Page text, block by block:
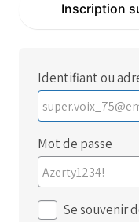
Inscription
Identifiant ou
Mot de passe
Se souvenir